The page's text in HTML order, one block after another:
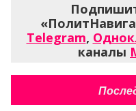
Telegram,
каналы